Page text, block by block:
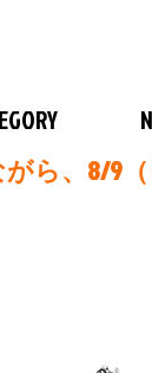
ら、8/9